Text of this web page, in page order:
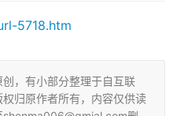
5718.htm
，有小部分整理于自互联
归原作者所有，内容仅供读